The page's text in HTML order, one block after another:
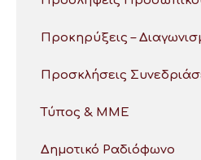
Προκηρύξεις –
Προσκλήσεις
Τύπος & ΜΜΕ
Δημοτικό Ραδιόφωνο